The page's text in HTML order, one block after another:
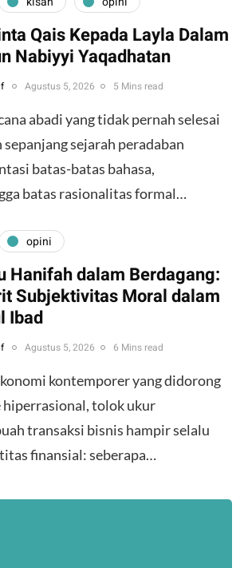
Qais Kepada Layla Dalam
Nabiyyi Yaqadhatan
Agustus 5, 2026 5 Mins read
abadi yang tidak pernah selesai
sejarah peradaban
batas-batas bahasa,
batas rasionalitas formal…
opini
Hanifah dalam Berdagang:
Subjektivitas Moral dalam
Ibad
Agustus 5, 2026 6 Mins read
kontemporer yang didorong
tolok ukur
transaksi bisnis hampir selalu
finansial: seberapa…